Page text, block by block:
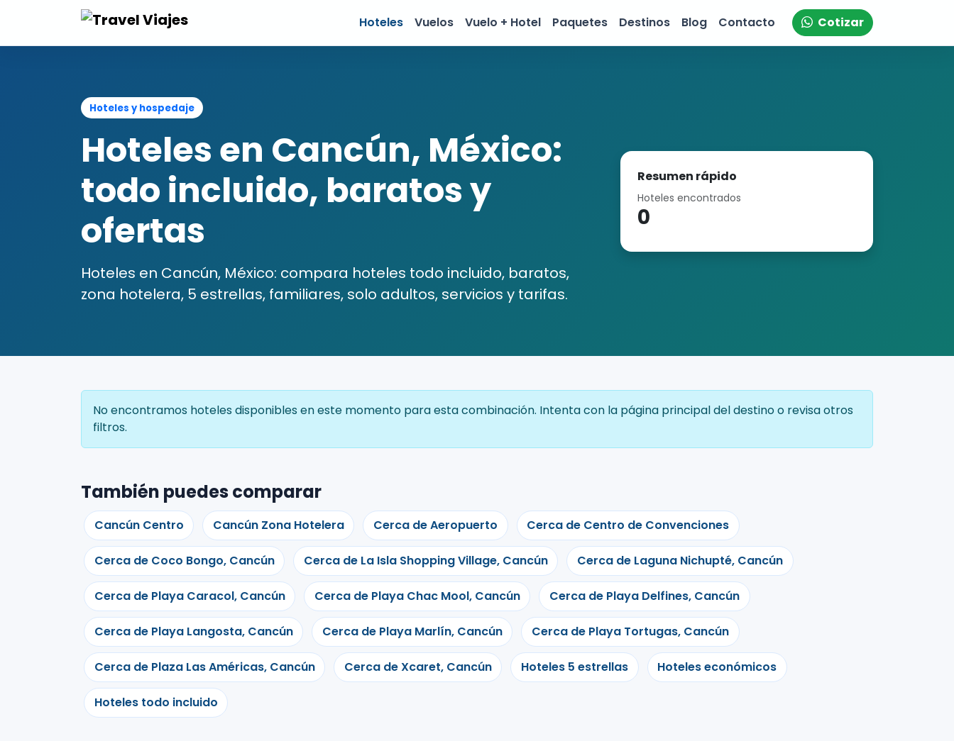
Hoteles Vuelos Vuelo + Hotel Paquetes Destinos Blog Contacto Cotizar
Hoteles y hospedaje
Hoteles en Cancún, México:
todo incluido, baratos y
ofertas
Hoteles en Cancún, México: compara hoteles todo incluido, baratos,
zona hotelera, 5 estrellas, familiares, solo adultos, servicios y tarifas.
Resumen rápido
Hoteles encontrados
0
No encontramos hoteles disponibles en este momento para esta combinación. Intenta con la página principal del destino o revisa otros
filtros.
También puedes comparar
Cancún Centro Cancún Zona Hotelera Cerca de Aeropuerto Cerca de Centro de Convenciones
Cerca de Coco Bongo, Cancún Cerca de La Isla Shopping Village, Cancún Cerca de Laguna Nichupté, Cancún
Cerca de Playa Caracol, Cancún Cerca de Playa Chac Mool, Cancún Cerca de Playa Delfines, Cancún
Cerca de Playa Langosta, Cancún Cerca de Playa Marlín, Cancún Cerca de Playa Tortugas, Cancún
Cerca de Plaza Las Américas, Cancún Cerca de Xcaret, Cancún Hoteles 5 estrellas Hoteles económicos
Hoteles todo incluido